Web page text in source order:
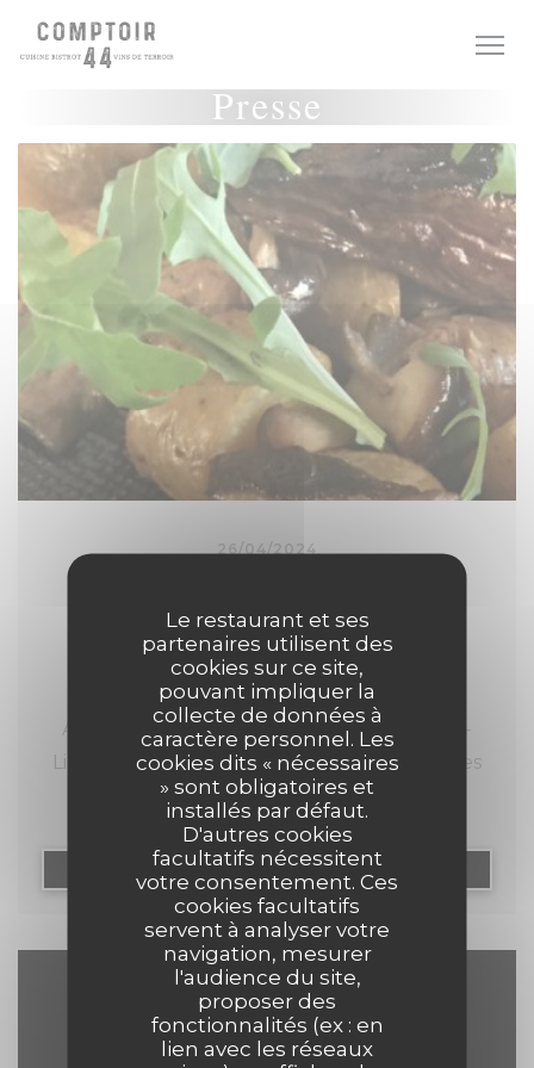
Personnalisation de vos choix en matière de cookies
Le restaurant et ses
partenaires utilisent des
cookies sur ce site,
pouvant impliquer la
collecte de données à
caractère personnel. Les
cookies dits « nécessaires
» sont obligatoires et
installés par défaut.
D'autres cookies
facultatifs nécessitent
votre consentement. Ces
cookies facultatifs
servent à analyser votre
navigation, mesurer
l'audience du site,
proposer des
fonctionnalités (ex : en
lien avec les réseaux
Presse
26/04/2024
charme d’antan
Au 44 de la typique rue de Gand du Vieux-
Lille, on découvre une brasserie aux charmes
d’antan avec ses briques et ses poutres
apparentes le tout dans une ambiance bistrot
décontractée : bienvenue au Comptoir 44 !
Au Comptoir 44, c’est une cuisine saisonnière
et variée qui est proposée avec une exigence
particulière pour la qualité et la fraîcheur des
produits issus essentiellement de la Région.
C’est pour cette raison que la carte du jour
LIRE L'ARTICLE((OUVRE UNE
Accès/Contact